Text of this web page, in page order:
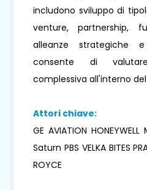
includono sviluppo di
venture, partnership,
alleanze strategiche
consente di
complessiva all'interno
Attori chiave:
GE AVIATION
Saturn PBS VELKA BITES
ROYCE